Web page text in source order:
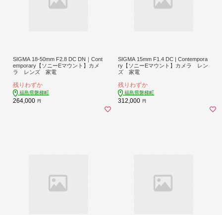
SIGMA 18-50mm F2.8 DC DN｜Cont
emporary【ソニーEマウント】カメ
ラ レンズ 家電
残りわずか
福島県磐梯町
264,000 円
SIGMA 15mm F1.4 DC | Contempora
ry【ソニーEマウント】カメラ レン
ズ 家電
残りわずか
福島県磐梯町
312,000 円